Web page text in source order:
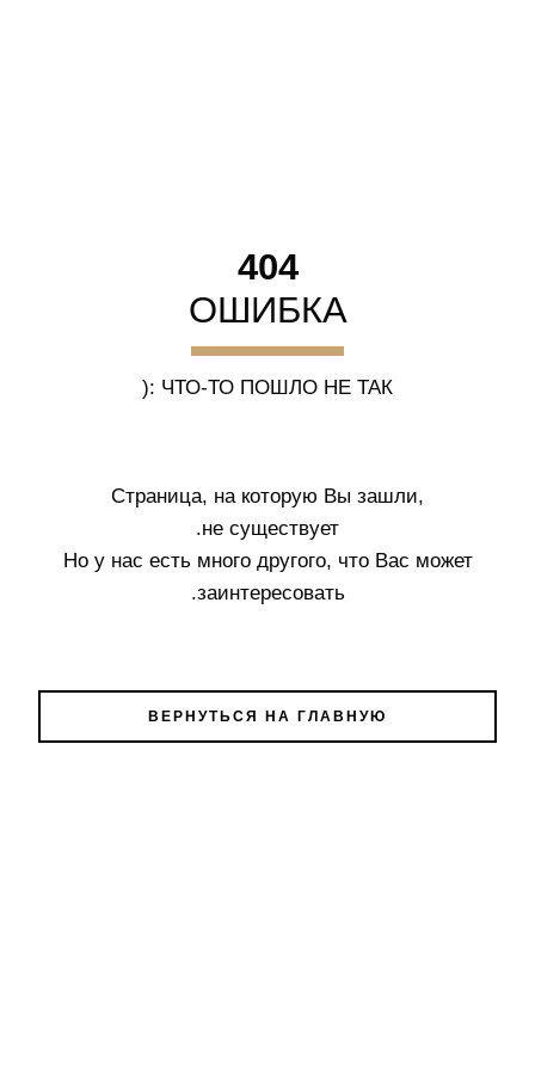
404
ОШИБКА
ЧТО-ТО ПОШЛО НЕ ТАК :(
Страница, на которую Вы зашли,
не существует.
Но у нас есть много другого, что Вас может
заинтересовать.
ВЕРНУТЬСЯ НА ГЛАВНУЮ